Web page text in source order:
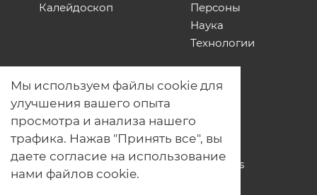
Калейдоскоп
Персоны
Наука
Технологии
О нас
Наши проекты
Связь с нами
Общая политика обработки
персональных данных
Политика обработки файлов Cookies
Политика обработки персональных
Мы используем файлы cookie для
улучшения вашего опыта
просмотра и анализа нашего
трафика. Нажав "Принять все", вы
даете согласие на использование
нами файлов cookie.